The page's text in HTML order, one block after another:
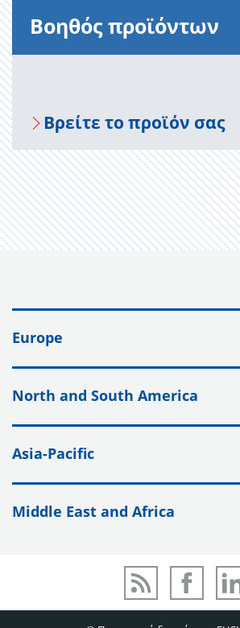
Βοηθός προϊόντων
Βρείτε το προϊόν σας
Europe
North and South America
Asia-Pacific
Middle East and Africa